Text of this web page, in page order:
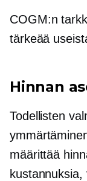
COGM:n
tärkeää
Hinnan
Todellisten
määrittää